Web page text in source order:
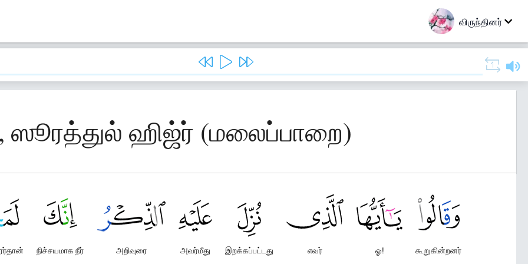
விருந்தினர்
ஸூரத்துல் ஹிஜ்ர் (மலைப்பாறை)
கூறுகின்றனர்
ஓ!
எவர்
இறக்கப்பட்டது
அவர்மீது
அறிவுரை
நிச்சயமாக நீர்